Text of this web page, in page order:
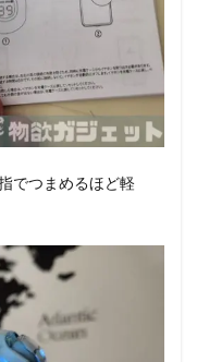
でつまめるほど軽